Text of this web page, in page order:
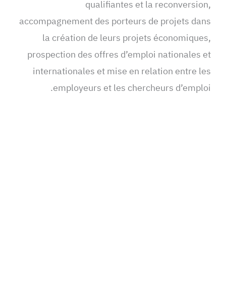
qualifiantes et la reconversion,
accompagnement des porteurs de projets dans
la création de leurs projets économiques,
prospection des offres d’emploi nationales et
internationales et mise en relation entre les
employeurs et les chercheurs d’emploi.